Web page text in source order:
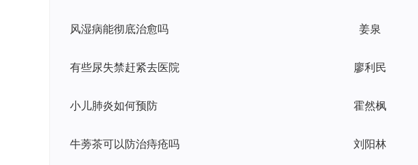
风湿病能彻底治愈吗 姜泉
有些尿失禁赶紧去医院 廖利民
小儿肺炎如何预防 霍然枫
牛蒡茶可以防治痔疮吗 刘阳林